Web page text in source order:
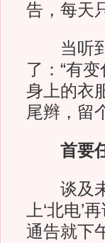
告，每天
当听到“
了：“有
身上的衣
尾辫，留
首要任
谈及未
上‘北电’
通告就下